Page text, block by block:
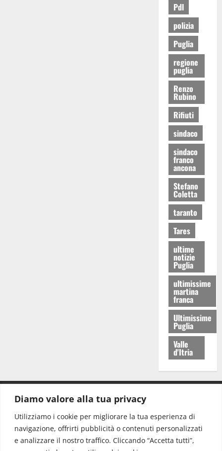
Diamo valore alla tua privacy
Utilizziamo i cookie per migliorare la tua esperienza di
navigazione, offrirti pubblicità o contenuti personalizzati
e analizzare il nostro traffico. Cliccando “Accetta tutti”,
Pdl
polizia
Puglia
regione
puglia
Renzo
Rubino
Rifiuti
sindaco
sindaco
franco
ancona
Stefano
Coletta
taranto
Tares
ultime
notizie
Puglia
ultimissime
martina
franca
Ultimissime
Puglia
Valle
d'Itria
Redazione: redazione@www.martinasera.it
Direttore:direttore@www.martinasera.it